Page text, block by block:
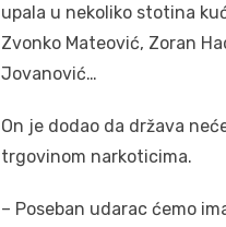
upala u nekoliko stotina
Zvonko Mateović, Zoran
Jovanović…
On je dodao da država
trgovinom narkoticima.
– Poseban udarac ćemo